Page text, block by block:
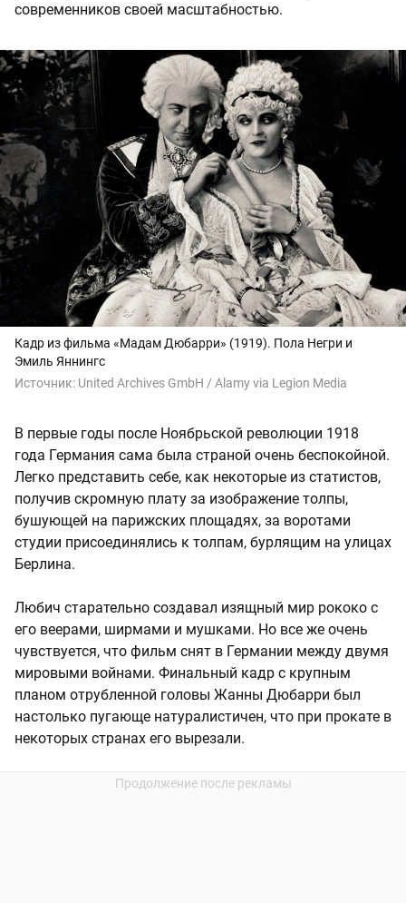
современников своей масштабностью.
Кадр из фильма «Мадам Дюбарри» (1919). Пола Негри и
Эмиль Яннингс
Источник: United Archives GmbH / Alamy via Legion Media
В первые годы после Ноябрьской революции 1918
года Германия сама была страной очень беспокойной.
Легко представить себе, как некоторые из статистов,
получив скромную плату за изображение толпы,
бушующей на парижских площадях, за воротами
студии присоединялись к толпам, бурлящим на улицах
Берлина.
Любич старательно создавал изящный мир рококо с
его веерами, ширмами и мушками. Но все же очень
чувствуется, что фильм снят в Германии между двумя
мировыми войнами. Финальный кадр с крупным
планом отрубленной головы Жанны Дюбарри был
настолько пугающе натуралистичен, что при прокате в
некоторых странах его вырезали.